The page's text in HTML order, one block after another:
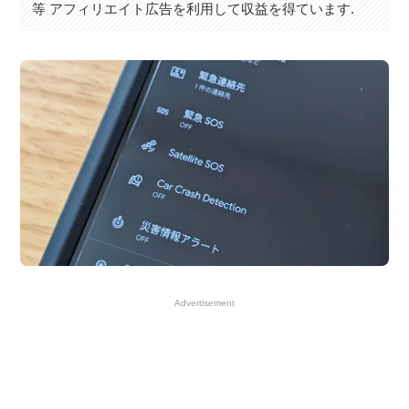
等 アフィリエイト広告を利用して収益を得ています.
Advertisement